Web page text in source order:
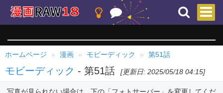
ホームページ 漫画 モビーディック 第51話
モビーディック - 第51話 [更新日: 2025/05/18 04:15]